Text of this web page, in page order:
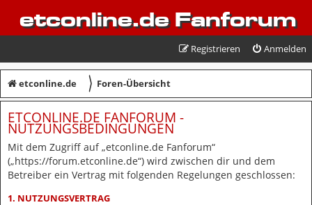
etconline.de Fanforum
Anmelden
Registrieren
etconline.de 〉 Foren-Übersicht
ETCONLINE.DE FANFORUM -
NUTZUNGSBEDINGUNGEN
Mit dem Zugriff auf „etconline.de Fanforum“
(„https://forum.etconline.de“) wird zwischen dir und dem
Betreiber ein Vertrag mit folgenden Regelungen geschlossen:
1. NUTZUNGSVERTRAG